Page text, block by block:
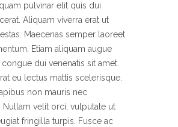
pulvinar elit quis dui
Aliquam viverra erat ut
Maecenas semper laoreet
Etiam aliquam augue
congue dui venenatis sit amet.
eu lectus mattis scelerisque.
non mauris nec
Nullam velit orci, vulputate ut
fringilla turpis. Fusce ac